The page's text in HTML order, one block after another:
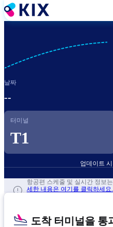
주
요
로
너
날짜
--
터미널
T1
업데이트
항공편
항공편 스케줄 및 실시간 정보
세한 내용은 여기를 클릭하세요.
도착 터미널을 통